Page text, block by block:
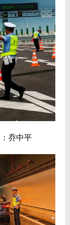
乔中平